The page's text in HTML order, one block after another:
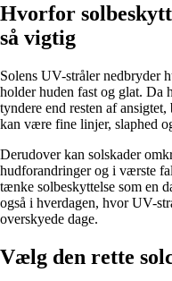
Hvorfor
så vigtig
Solens UV-stråler nedbryder
holder huden fast og glat. Da
tyndere end resten af
kan være fine linjer, slaphed
Derudover kan solskader
hudforandringer og i værste
tænke solbeskyttelse som en
også i hverdagen, hvor UV-
overskyede dage.
Vælg den rette